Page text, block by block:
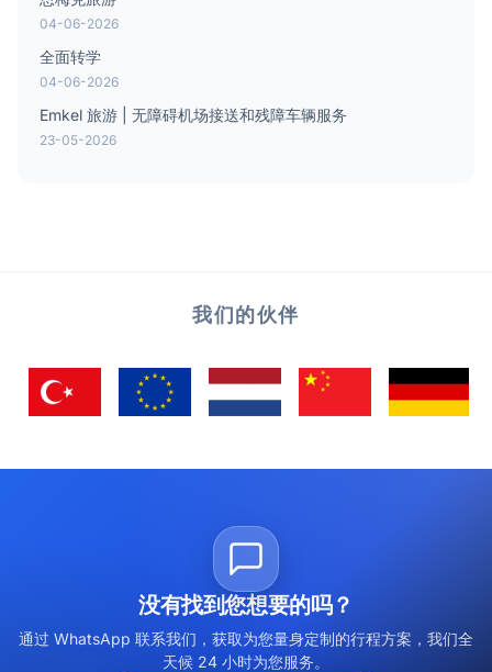
04-06-2026
全面转学
04-06-2026
Emkel 旅游 | 无障碍机场接送和残障车辆服务
23-05-2026
我们的伙伴
没有找到您想要的吗？
通过 WhatsApp 联系我们，获取为您量身定制的行程方案，我们全
天候 24 小时为您服务。